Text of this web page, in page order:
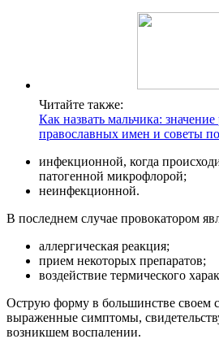
Читайте также:
Как назвать мальчика:
православных имен и советы
инфекционной, когда
патогенной микрофлорой;
неинфекционной.
В последнем случае провокатором
аллергическая реакция;
прием некоторых препаратов;
воздействие термического
Острую форму в большинстве своем
выраженные симптомы,
возникшем воспалении.